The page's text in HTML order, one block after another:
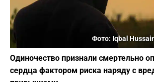
Фото: Iqbal
Одиночество признали смертельно
сердца фактором риска наряду с